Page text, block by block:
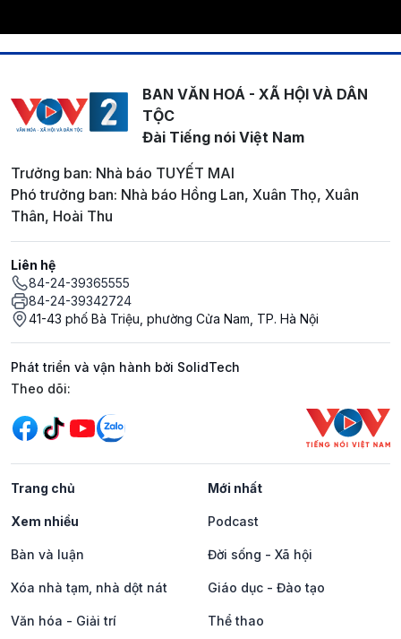
BAN VĂN HOÁ - XÃ HỘI VÀ DÂN
TỘC
Đài Tiếng nói Việt Nam
Trưởng ban: Nhà báo TUYẾT MAI
Phó trưởng ban: Nhà báo Hồng Lan, Xuân Thọ, Xuân
Thân, Hoài Thu
Liên hệ
84-24-39365555
84-24-39342724
41-43 phố Bà Triệu, phường Cửa Nam, TP. Hà Nội
Phát triển và vận hành bởi SolidTech
Mạng xã hội
Theo dõi:
Trang chủ Mới nhất
Xem nhiều Podcast
Bàn và luận Đời sống - Xã hội
Xóa nhà tạm, nhà dột nát Giáo dục - Đào tạo
Văn hóa - Giải trí Thể thao